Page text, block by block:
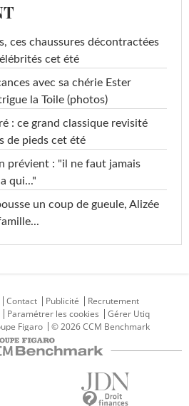
ces chaussures décontractées
cet été
avec sa chérie Ester
la Toile (photos)
: ce grand classique revisité
de pieds cet été
prévient : "il ne faut jamais
qui..."
un coup de gueule, Alizée
Contact Publicité
Recrutement
Paramétrer les cookies
Gérer Utiq
Figaro © 2026 CCM Benchmark